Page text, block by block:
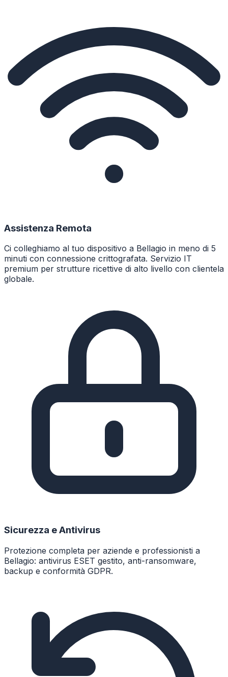
Assistenza Remota
Ci colleghiamo al tuo dispositivo a Bellagio in meno di 5
minuti con connessione crittografata. Servizio IT
premium per strutture ricettive di alto livello con clientela
globale.
Sicurezza e Antivirus
Protezione completa per aziende e professionisti a
Bellagio: antivirus ESET gestito, anti-ransomware,
backup e conformità GDPR.